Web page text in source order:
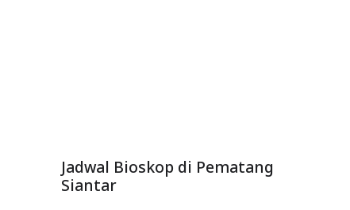
Jadwal Bioskop di Pematang
Siantar